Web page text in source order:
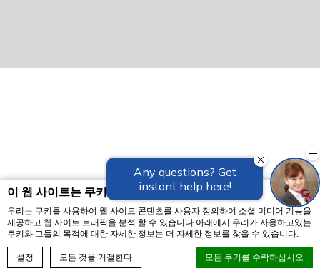
이 웹 사이트는 쿠키를 사용합니다
우리는 쿠키를 사용하여 웹 사이트 콘텐츠를 사용자 정의하여 소셜 미디어 기능을
제공하고 웹 사이트 트래픽을 분석 할 수 있습니다.아래에서 우리가 사용하고있는
쿠키와 그들의 목적에 대한 자세한 정보는 더 자세한 정보를 찾을 수 있습니다.
설정 모든 것을 거절한다 모든 쿠키를 수락하십시오
예약하기